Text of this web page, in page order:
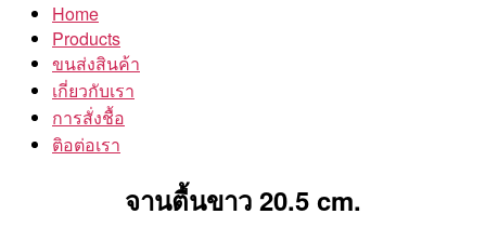
Home
Products
ขนส่งสินค้า
เกี่ยวกับเรา
การสั่งชื้อ
ติอต่อเรา
จานตื้นขาว 20.5 cm.